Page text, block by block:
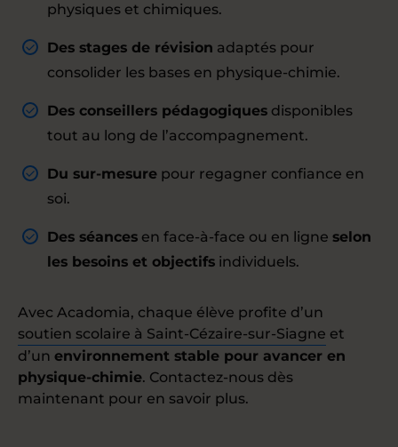
physiques et chimiques.
Des stages de révision adaptés pour
consolider les bases en physique-chimie.
Des conseillers pédagogiques disponibles
tout au long de l’accompagnement.
Du sur-mesure pour regagner confiance en
soi.
Des séances en face-à-face ou en ligne selon
les besoins et objectifs individuels.
Avec Acadomia, chaque élève profite d’un
soutien scolaire à Saint-Cézaire-sur-Siagne et
d’un environnement stable pour avancer en
physique-chimie. Contactez-nous dès
maintenant pour en savoir plus.